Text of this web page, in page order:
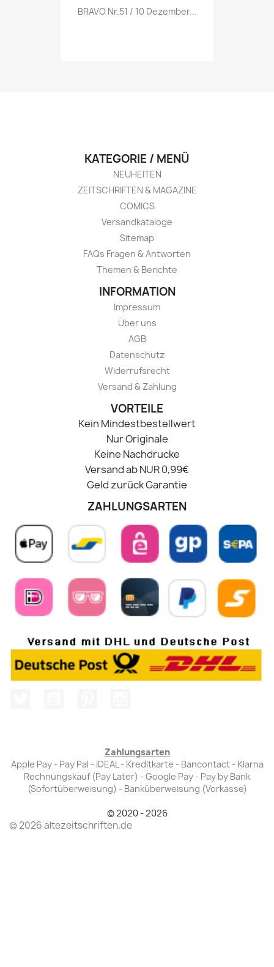
Vorschau
BRAVO Nr.51 / 10 Dezember...
KATEGORIE / MENÜ
NEUHEITEN
ZEITSCHRIFTEN & MAGAZINE
COMICS
Versandkataloge
Sitemap
FAQs Fragen & Antworten
Themen & Berichte
INFORMATION
Impressum
Über uns
AGB
Datenschutz
Widerrufsrecht
Versand & Zahlung
VORTEILE
Kein Mindestbestellwert
Nur Originale
Keine Nachdrucke
Versand ab NUR 0,99€
Geld zurück Garantie
ZAHLUNGSARTEN
Zahlungsarten
Apple Pay - Pay Pal - iDEAL - Kreditkarte - Bancontact - Klarna
Rechnungskauf (Pay Later) - Google Pay - Pay by Bank
(Sofortüberweisung) - Banküberweisung (Vorkasse)
© 2020 - 2026
© 2026 altezeitschriften.de